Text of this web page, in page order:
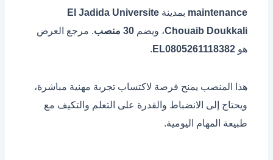
maintenance بمدينة El Jadida Universite
Chouaib Doukkali، ويضم 30 منصب
. مرجع العرض
هو EL0805261118382
.
هذا المنصب يمنح فرصة لاكتساب تجربة مهنية مباشرة،
ويحتاج إلى الانضباط والقدرة على التعلم والتكيف مع
طبيعة المهام اليومية.